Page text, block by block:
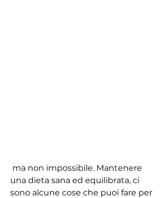
una dieta sana ed equilibrata, ci
sono alcune cose che puoi fare per